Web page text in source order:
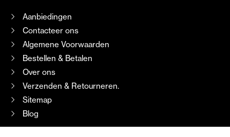
Aanbiedingen
Contacteer ons
Algemene Voorwaarden
Bestellen & Betalen
Over ons
Verzenden & Retourneren.
Sitemap
Blog